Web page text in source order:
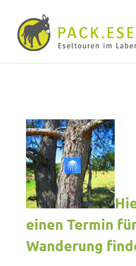
einen Termin
Wanderung